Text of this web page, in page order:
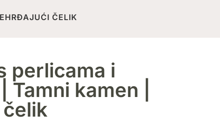
ČELIK
perlicama i
kamen |